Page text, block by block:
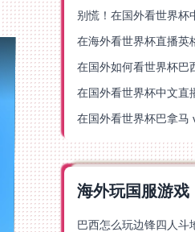
海外玩国服游戏